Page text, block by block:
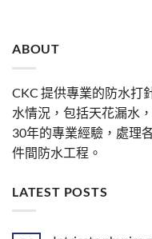
ABOUT
CKC 提供專業的防水打
水情況，包括天花漏水
30年的專業經驗，處理
件間防水工程。
LATEST POSTS